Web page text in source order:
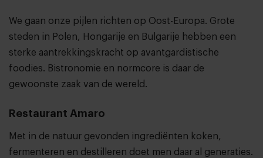
We gaan onze pijlen richten op Oost-Europa. Grote
steden in Polen, Hongarije en Bulgarije hebben een
sterke aantrekkingskracht op avantgardistische
foodies. Bistronomie en normcore is daar de
gewoonste zaak van de wereld.
Restaurant Amaro
Met in de natuur gevonden ingrediënten koken,
fermenteren en destilleren doet men daar al generaties.